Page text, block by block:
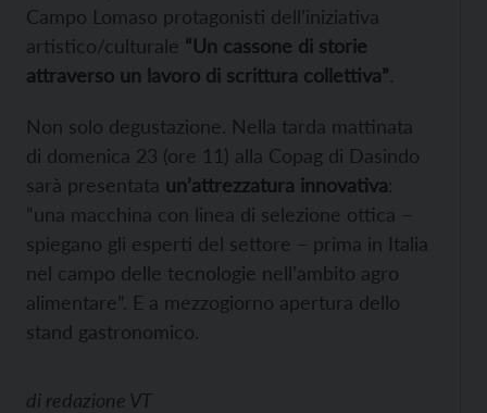
Campo Lomaso protagonisti dell’iniziativa
artistico/culturale “Un cassone di storie
attraverso un lavoro di scrittura collettiva”.
Non solo degustazione. Nella tarda mattinata
di domenica 23 (ore 11) alla Copag di Dasindo
sarà presentata un’attrezzatura innovativa:
“una macchina con linea di selezione ottica –
spiegano gli esperti del settore – prima in Italia
nel campo delle tecnologie nell’ambito agro
alimentare”. E a mezzogiorno apertura dello
stand gastronomico.
di redazione VT